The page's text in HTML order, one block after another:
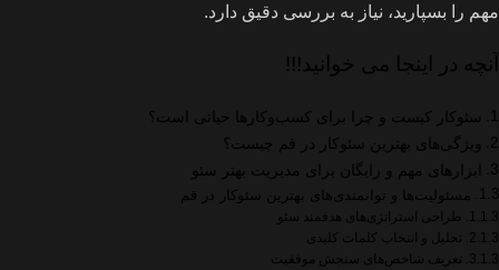
مهم را بسپارید، نیاز به بررسی دقیق دارد.
آنچه در اینجا می خوانید!!!
سئوکار کیست و چرا برای کسب‌وکارها حیاتی است؟
ویژگی‌های بهترین سئوکار در قم چیست؟
ابزارهای مهم و رایگان برای مدیریت بهتر سئو
مسئولیت‌ها و توانمندی‌های بهترین سئوکار در قم
طراحی استراتژی‌های هدفمند سئو
تحلیل و انتخاب کلمات کلیدی
تعریف شاخص‌های سنجش موفقیت